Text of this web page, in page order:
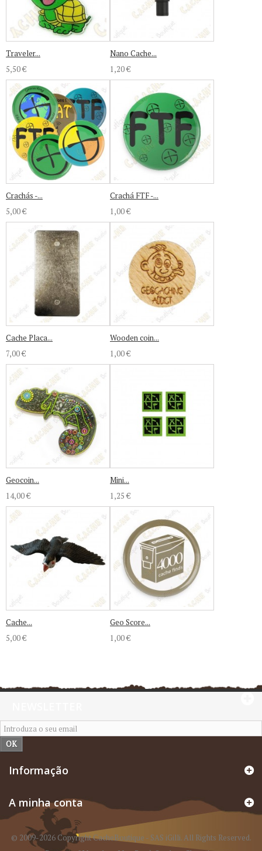
Traveler...
5,50 €
Nano Cache...
1,20 €
Crachás -...
5,00 €
Crachá FTF -...
1,00 €
Cache Placa...
7,00 €
Wooden coin...
1,00 €
Geocoin...
14,00 €
Mini...
1,25 €
Cache...
5,00 €
Geo Score...
1,00 €
OK
Informação
A minha conta
© 2009-2026 Copyright CacheBoutique - SAS iGilli. All Rights Reserved.